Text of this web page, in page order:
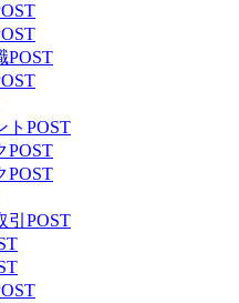
POST
ト POST
POST
POST
POST